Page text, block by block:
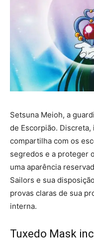
Setsuna Meioh, a
de Escorpião.
compartilha com os
segredos e a proteger
uma aparência
Sailors e sua
provas claras de sua
interna.
Tuxedo Mask